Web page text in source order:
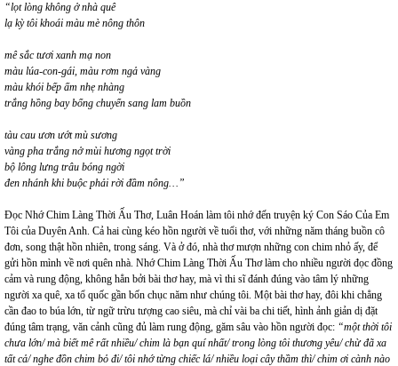
“lọt lòng không ở nhà quê
lạ kỳ tôi khoái màu mè nông thôn
mê sắc tươi xanh mạ non
màu lúa-con-gái, màu rơm ngả vàng
màu khói bếp ấm nhẹ nhàng
trắng hồng bay bổng chuyển sang lam buồn
tàu cau ươn ướt mù sương
vàng pha trắng nở mùi hương ngọt trời
bộ lông lưng trâu bóng ngời
đen nhánh khi buộc phải rời đầm nông…”
Đọc Nhớ Chim Làng Thời Ấu Thơ, Luân Hoán làm tôi nhớ đến truyện ký Con Sáo Của Em
Tôi của Duyên Anh. Cả hai cùng kéo hồn người về tuổi thơ, với những năm tháng buồn cô
đơn, song thật hồn nhiên, trong sáng. Và ở đó, nhà thơ mượn những con chim nhỏ ấy, để
gửi hồn mình về nơi quên nhà. Nhớ Chim Làng Thời Ấu Thơ làm cho nhiều người đọc đồng
cảm và rung động, không hẳn bởi bài thơ hay, mà vì thi sĩ đánh đúng vào tâm lý những
người xa quê, xa tổ quốc gần bốn chục năm như chúng tôi. Một bài thơ hay, đôi khi chẳng
cần đao to búa lớn, từ ngữ trừu tượng cao siêu, mà chỉ vài ba chi tiết, hình ảnh giản dị đặt
đúng tâm trạng, văn cảnh cũng đủ làm rung động, găm sâu vào hồn người đọc: “một thời tôi
chưa lớn/ mà biết mê rất nhiều/ chim là bạn quí nhất/ trong lòng tôi thương yêu/ chừ đã xa
tất cả/ nghe đồn chim bỏ đi/ tôi nhớ từng chiếc lá/ nhiều loại cây thầm thì/ chim ơi cành nào